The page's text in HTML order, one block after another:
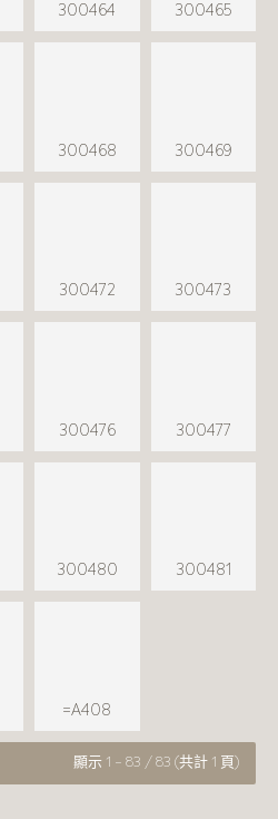
300464 300465
300468 300469
300472 300473
300476 300477
300480 300481
=A408
顯示 1 - 83 / 83 (共計 1 頁)